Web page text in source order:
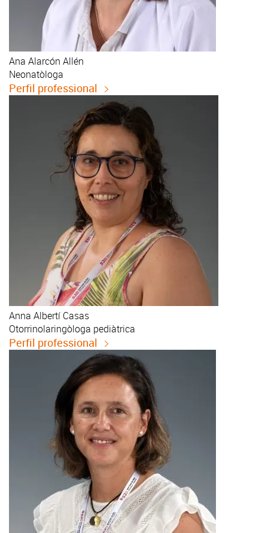
Ana Alarcón Allén
Neonatòloga
Perfil professional
Anna Albertí Casas
Otorrinolaringòloga pediàtrica
Perfil professional